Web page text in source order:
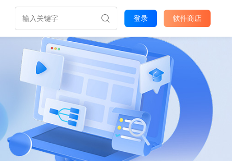
登录 软件商店